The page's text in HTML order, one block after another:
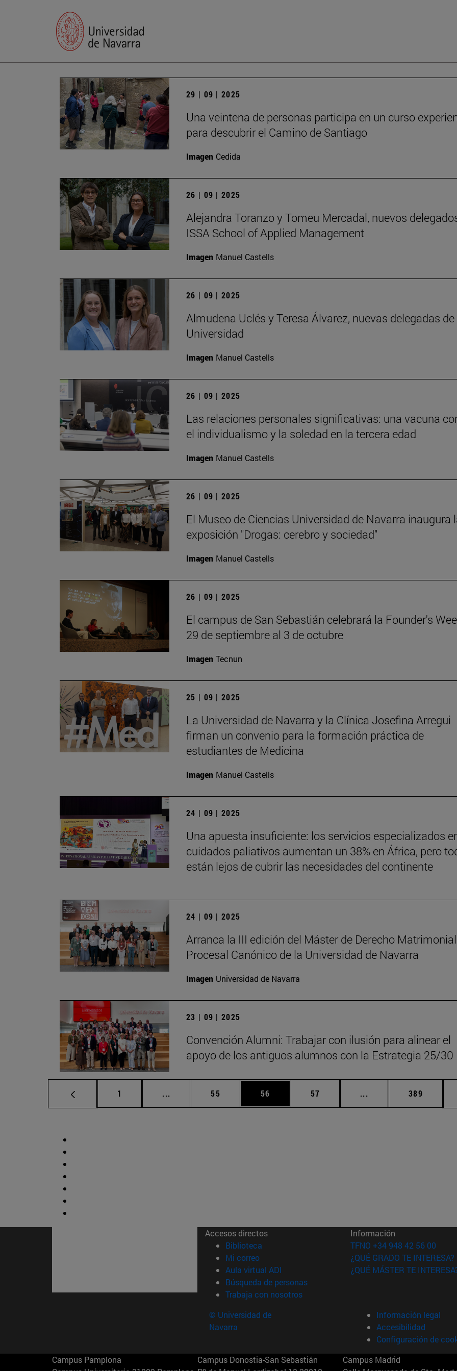
29 | 09 | 2025
Una veintena de personas participa en un curso
para descubrir el Camino de Santiago
Imagen Cedida
26 | 09 | 2025
Alejandra Toranzo y Tomeu Mercadal, nuevos
ISSA School of Applied Management
Imagen Manuel Castells
26 | 09 | 2025
Almudena Uclés y Teresa Álvarez, nuevas delegadas de
Universidad
Imagen Manuel Castells
26 | 09 | 2025
Las relaciones personales significativas: una vacuna
el individualismo y la soledad en la tercera edad
Imagen Manuel Castells
26 | 09 | 2025
El Museo de Ciencias Universidad de Navarra inaugura
exposición "Drogas: cerebro y sociedad"
Imagen Manuel Castells
26 | 09 | 2025
El campus de San Sebastián celebrará la Founder's
29 de septiembre al 3 de octubre
Imagen Tecnun
25 | 09 | 2025
La Universidad de Navarra y la Clínica Josefina Arregui
firman un convenio para la formación práctica de
estudiantes de Medicina
Imagen Manuel Castells
24 | 09 | 2025
Una apuesta insuficiente: los servicios especializados
cuidados paliativos aumentan un 38% en África, pero
están lejos de cubrir las necesidades del continente
24 | 09 | 2025
Arranca la III edición del Máster de Derecho
Procesal Canónico de la Universidad de Navarra
Imagen Universidad de Navarra
23 | 09 | 2025
Convención Alumni: Trabajar con ilusión para alinear el
apoyo de los antiguos alumnos con la Estrategia 25/30
Página
1 ... Páginas intermedias Use TAB para desplazarse.
Página
55 Página
56 Página
57 ... Páginas intermedias
Página
389
Accesos directos
Biblioteca (abre en nueva ventana)
Mi correo(abre en nueva ventana)
Aula virtual ADI (abre en nueva ventana)
Búsqueda de personas(abre en nueva ventana)
Trabaja con nosotros(abre en nueva ventana)
Información
TFNO +34 948 42 56 00
¿QUÉ GRADO TE INTERESA?
¿QUÉ MÁSTER TE
© Universidad de
Navarra
Información legal
Accesibilidad
Configuración de
Campus Pamplona
Campus Donostia-San Sebastián
Campus Madrid